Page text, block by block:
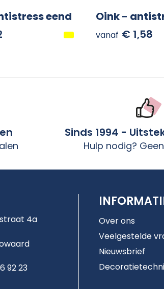
eend Oink -
vanaf € 1,58
Sinds 1994 -
Hulp nodig?
4a
92 23
Over ons
Veelgestelde
Nieuwsbrief